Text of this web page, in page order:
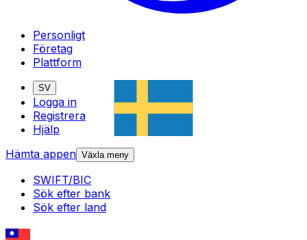
Personligt
Företag
Plattform
SV
Logga in
Registrera
Hjälp
Hämta appen Växla meny
SWIFT/BIC
Sök efter bank
Sök efter land